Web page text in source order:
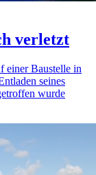
verletzt
einer Baustelle in
seines
wurde